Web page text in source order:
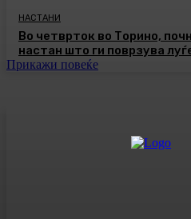
НАСТАНИ
Во четврток во Торино,
настан што ги поврзува
Прикажи повеќе